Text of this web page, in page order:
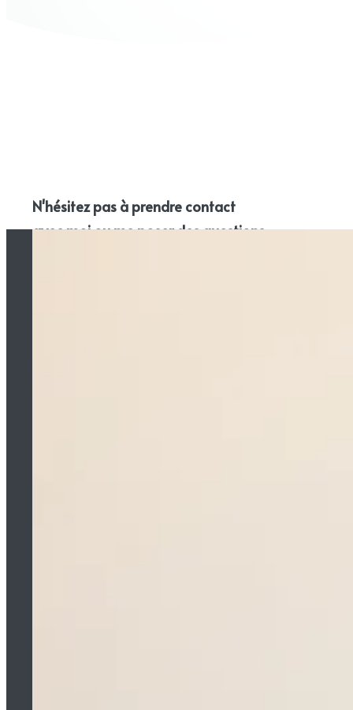
N'hésitez pas à prendre contact
avec moi ou me poser des questions